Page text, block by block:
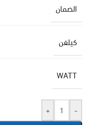
الضمان
كيلفن
WATT
-
+